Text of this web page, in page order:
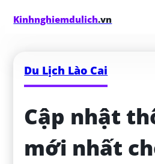
Kinhnghiemdulich.vn
Du Lịch Lào Cai
Cập nhật
mới nhất